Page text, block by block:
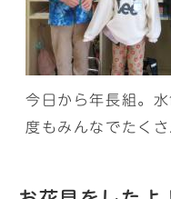
今日から年長組。
度もみんなでたくさ